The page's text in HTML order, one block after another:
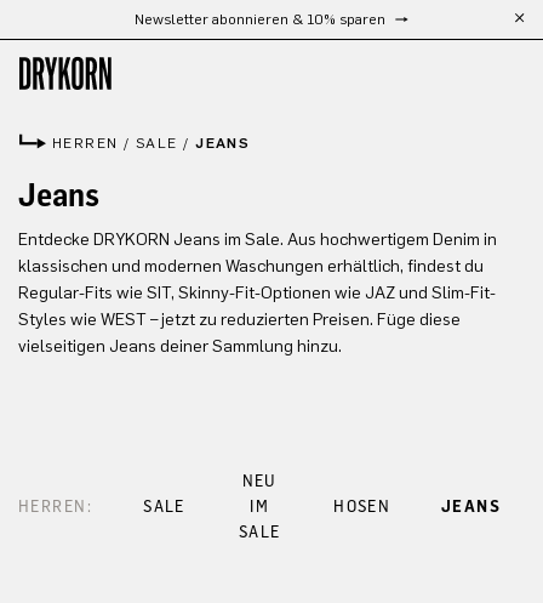
Zum Hauptinhalt springenNewsletter abonnieren & 10% sparen
HERREN / SALE /JEANS
Jeans
Entdecke DRYKORN Jeans im Sale. Aus hochwertigem Denim in
klassischen und modernen Waschungen erhältlich, findest du
Regular-Fits wie SIT, Skinny-Fit-Optionen wie JAZ und Slim-Fit-
Styles wie WEST – jetzt zu reduzierten Preisen. Füge diese
vielseitigen Jeans deiner Sammlung hinzu.
HERREN: SALE
NEU
IM
SALE
HOSEN JEANS